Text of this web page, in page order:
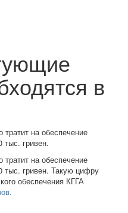
в
на обеспечение
тыс. гривен.
на обеспечение
тыс. гривен. Такую цифру
обеспечения КГГА